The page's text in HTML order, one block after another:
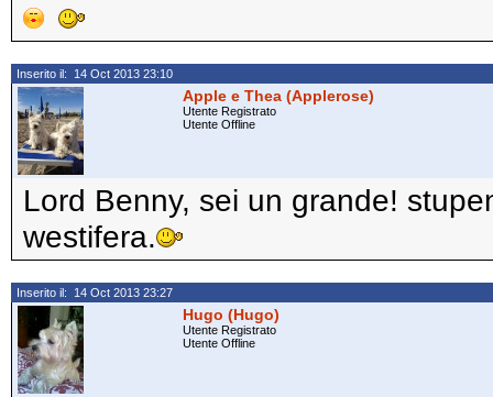
Inserito il: 14 Oct 2013 23:10
Apple e Thea (Applerose)
Utente Registrato
Utente Offline
Lord Benny, sei un grande!
westifera.
Inserito il: 14 Oct 2013 23:27
Hugo (Hugo)
Utente Registrato
Utente Offline